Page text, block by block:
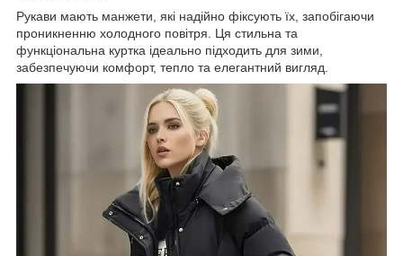
Рукави мають манжети, які надійно фіксують їх, запобігаючи
проникненню холодного повітря. Ця стильна та
функціональна куртка ідеально підходить для зими,
забезпечуючи комфорт, тепло та елегантний вигляд.